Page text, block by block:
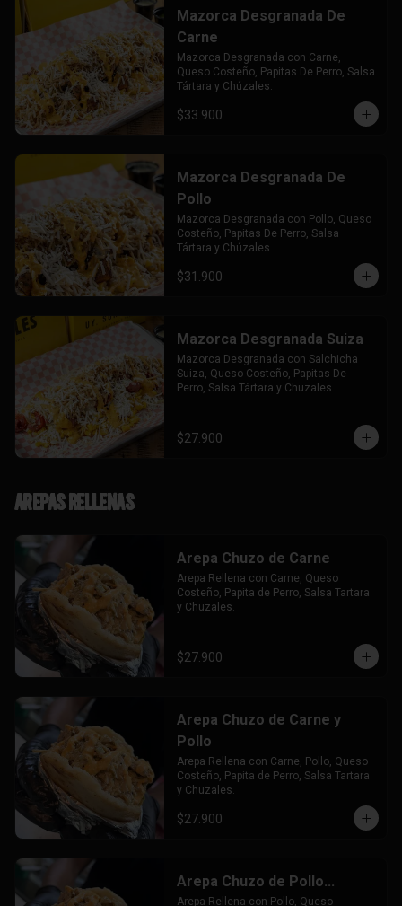
Mazorca Desgranada De
Carne
Mazorca Desgranada con Carne,
Queso Costeño, Papitas De Perro, Salsa
Tártara y Chúzales.
$33.900
Mazorca Desgranada De
Pollo
Mazorca Desgranada con Pollo, Queso
Costeño, Papitas De Perro, Salsa
Tártara y Chúzales.
$31.900
Mazorca Desgranada Suiza
Mazorca Desgranada con Salchicha
Suiza, Queso Costeño, Papitas De
Perro, Salsa Tártara y Chuzales.
$27.900
Arepas Rellenas
Arepa Chuzo de Carne
Arepa Rellena con Carne, Queso
Costeño, Papita de Perro, Salsa Tartara
y Chuzales.
$27.900
Arepa Chuzo de Carne y
Pollo
Arepa Rellena con Carne, Pollo, Queso
Costeño, Papita de Perro, Salsa Tartara
y Chuzales.
$27.900
Arepa Chuzo de Pollo...
Arepa Rellena con Pollo, Queso